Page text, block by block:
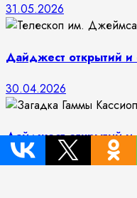
31.05.2026
Дайджест открытий
30.04.2026
Дайджест открытий
30.03.2026